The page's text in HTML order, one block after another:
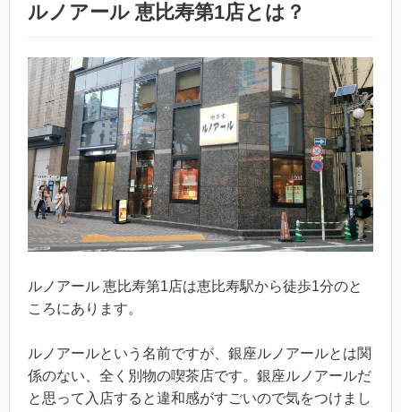
ルノアール 恵比寿第1店とは？
ルノアール 恵比寿第1店は恵比寿駅から徒歩1分のと
ころにあります。
ルノアールという名前ですが、銀座ルノアールとは関
係のない、全く別物の喫茶店です。銀座ルノアールだ
と思って入店すると違和感がすごいので気をつけまし